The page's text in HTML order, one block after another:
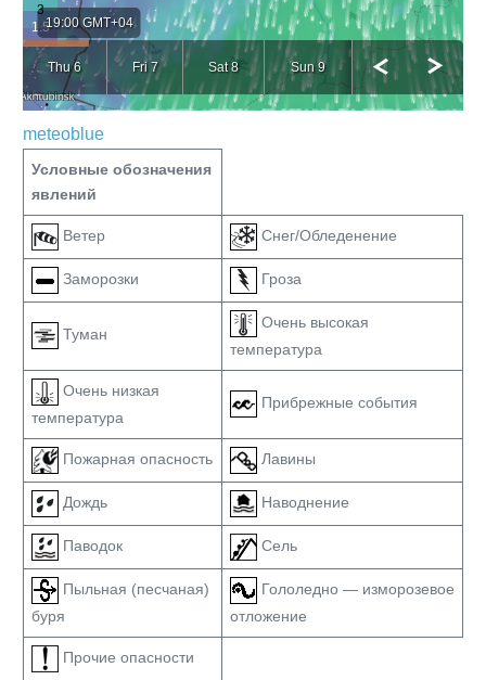
meteoblue
Условные обозначения
явлений
Ветер Снег/Обледенение
Заморозки Гроза
Туман
Очень высокая
температура
Очень низкая
температура
Прибрежные события
Пожарная опасность Лавины
Дождь Наводнение
Паводок Сель
Пыльная (песчаная)
буря
Гололедно — изморозевое
отложение
Прочие опасности